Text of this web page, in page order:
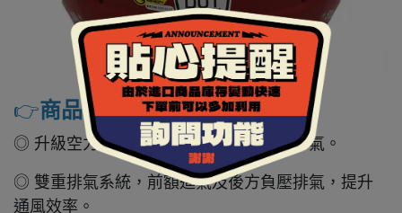
👉️商品特色
◎ 升級空力押尾，讓外觀視覺更顯流暢帥氣。
◎ 雙重排氣系統，前額進氣及後方負壓排氣，提升
通風效率。